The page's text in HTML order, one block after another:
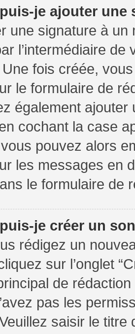
je ajouter une
une signature à un
l’intermédiaire
Une fois créée,
le formulaire de
également
cochant la case
pouvez alors
les messages en
le formulaire de
je créer un
rédigez un
sur l’onglet
de
pas les
saisir le